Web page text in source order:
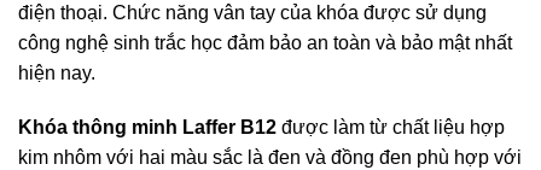
điện thoại. Chức năng vân tay của khóa được sử dụng
công nghệ sinh trắc học đảm bảo an toàn và bảo mật nhất
hiện nay.
Khóa thông minh Laffer B12 được làm từ chất liệu hợp
kim nhôm với hai màu sắc là đen và đồng đen phù hợp với